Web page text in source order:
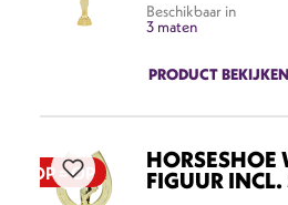
Beschikbaar in
3 maten
PRODUCT BEKIJKEN
OP = OP HORSESHOE
FIGUUR